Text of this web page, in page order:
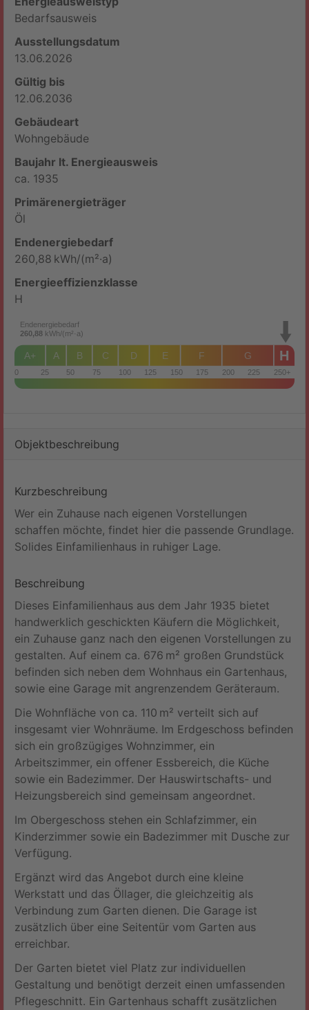
Bedarfs­ausweis
Ausstellungsdatum
13.06.2026
Gültig bis
12.06.2036
Gebäudeart
Wohngebäude
Baujahr lt. Energieausweis
ca. 1935
Primärenergieträger
Öl
Endenergie­bedarf
260,88 kWh/(m²·a)
Energie­effizienz­klasse
H
0 25 50 75 100 125 150 175 200 225 250+
G
F
E
D
C
B
A
A+ H
Endenergiebedarf
260,88kWh/(m²·a)
Objekt­beschreibung
Kurzbeschreibung
Wer ein Zuhause nach eigenen Vorstellungen
schaffen möchte, findet hier die passende Grundlage.
Solides Einfamilienhaus in ruhiger Lage.
Beschreibung
Dieses Einfamilienhaus aus dem Jahr 1935 bietet
handwerklich geschickten Käufern die Möglichkeit,
ein Zuhause ganz nach den eigenen Vorstellungen zu
gestalten. Auf einem ca. 676 m² großen Grundstück
befinden sich neben dem Wohnhaus ein Gartenhaus,
sowie eine Garage mit angrenzendem Geräteraum.
Die Wohnfläche von ca. 110 m² verteilt sich auf
insgesamt vier Wohnräume. Im Erdgeschoss befinden
sich ein großzügiges Wohnzimmer, ein
Arbeitszimmer, ein offener Essbereich, die Küche
sowie ein Badezimmer. Der Hauswirtschafts- und
Heizungsbereich sind gemeinsam angeordnet.
Im Obergeschoss stehen ein Schlafzimmer, ein
Kinderzimmer sowie ein Badezimmer mit Dusche zur
Verfügung.
Ergänzt wird das Angebot durch eine kleine
Werkstatt und das Öllager, die gleichzeitig als
Verbindung zum Garten dienen. Die Garage ist
zusätzlich über eine Seitentür vom Garten aus
erreichbar.
Der Garten bietet viel Platz zur individuellen
Gestaltung und benötigt derzeit einen umfassenden
Pflegeschnitt. Ein Gartenhaus schafft zusätzlichen